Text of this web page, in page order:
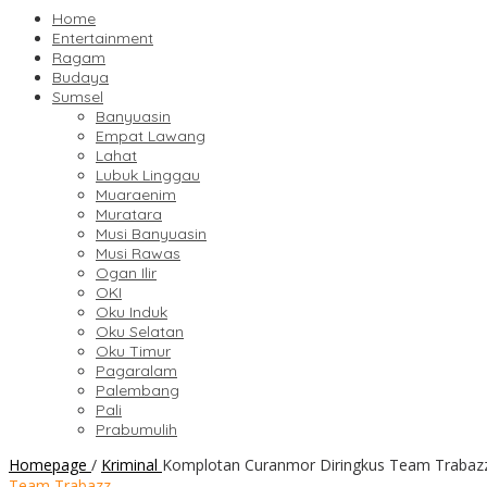
Home
Entertainment
Ragam
Budaya
Sumsel
Banyuasin
Empat Lawang
Lahat
Lubuk Linggau
Muaraenim
Muratara
Musi Banyuasin
Musi Rawas
Ogan Ilir
OKI
Oku Induk
Oku Selatan
Oku Timur
Pagaralam
Palembang
Pali
Prabumulih
Homepage / Kriminal Komplotan Curanmor Diringkus Team